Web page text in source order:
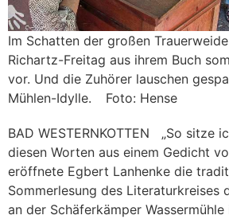
Im Schatten der großen
Richartz-Freitag aus ihrem Buch
vor. Und die Zuhörer lauschen
Mühlen-Idylle. Foto: Hense
BAD WESTERNKOTTEN „So sitze
diesen Worten aus einem Gedicht
eröffnete Egbert Lanhenke die
Sommerlesung des Literaturkreises
an der Schäferkämper Wassermühle